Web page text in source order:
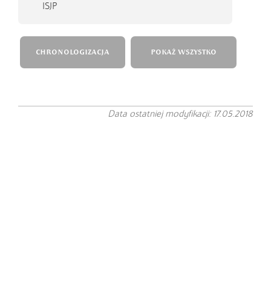
ISJP
CHRONOLOGIZACJA POKAŻ WSZYSTKO
Data ostatniej modyfikacji: 17.05.2018